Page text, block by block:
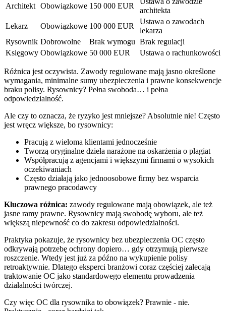
Architekt Obowiązkowe 150 000 EUR
architekta
Lekarz
Obowiązkowe 100 000 EUR
Ustawa o zawodach
lekarza
Rysownik Dobrowolne Brak wymogu Brak regulacji
Księgowy Obowiązkowe 50 000 EUR Ustawa o rachunkowości
Różnica jest oczywista. Zawody regulowane mają jasno określone
wymagania, minimalne sumy ubezpieczenia i prawne konsekwencje
braku polisy. Rysownicy? Pełna swoboda… i pełna
odpowiedzialność.
Ale czy to oznacza, że ryzyko jest mniejsze? Absolutnie nie! Często
jest wręcz większe, bo rysownicy:
Pracują z wieloma klientami jednocześnie
Tworzą oryginalne dzieła narażone na oskarżenia o plagiat
Współpracują z agencjami i większymi firmami o wysokich
oczekiwaniach
Często działają jako jednoosobowe firmy bez wsparcia
prawnego pracodawcy
Kluczowa różnica: zawody regulowane mają obowiązek, ale też
jasne ramy prawne. Rysownicy mają swobodę wyboru, ale też
większą niepewność co do zakresu odpowiedzialności.
Praktyka pokazuje, że rysownicy bez ubezpieczenia OC często
odkrywają potrzebę ochrony dopiero… gdy otrzymują pierwsze
roszczenie. Wtedy jest już za późno na wykupienie polisy
retroaktywnie. Dlatego eksperci branżowi coraz częściej zalecają
traktowanie OC jako standardowego elementu prowadzenia
działalności twórczej.
Czy więc OC dla rysownika to obowiązek? Prawnie - nie.